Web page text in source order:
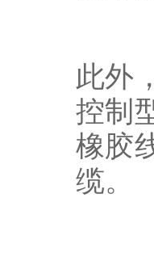
此外
控制
橡胶
缆。